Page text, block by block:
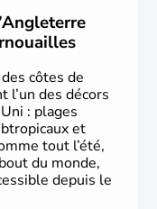
constitutives du
de 50 millions
à elle seule, près de
pays s’est créé au
desAngles
démocratie
développement à
côtes de
l’un des décors
: plages
et
tout l’été,
du monde,
depuis le